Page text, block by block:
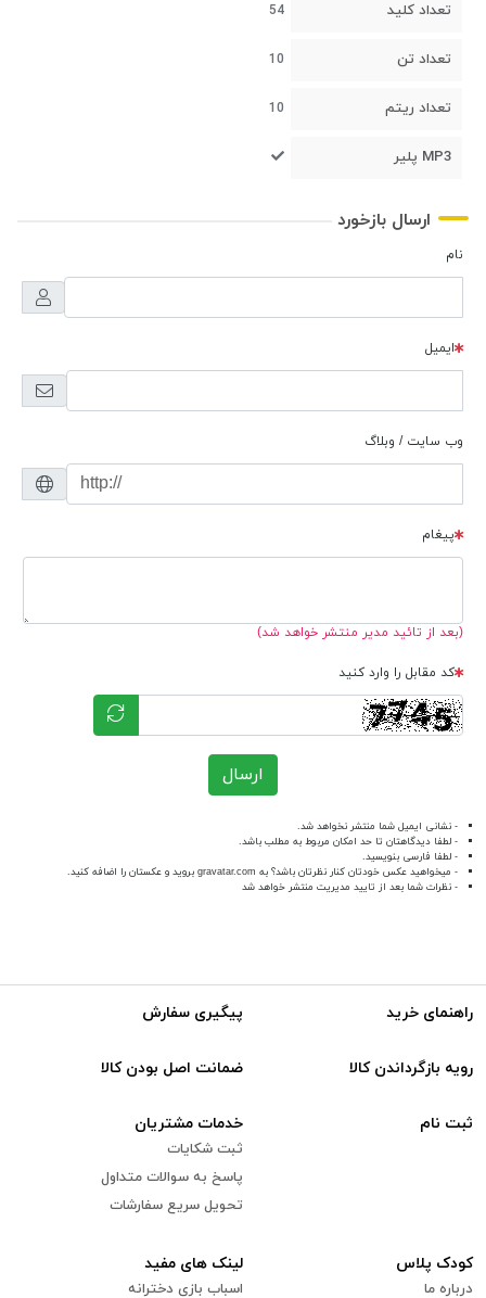
تعداد کلید 54
تعداد تن 10
تعداد ریتم 10
MP3 پلیر
ارسال بازخورد
نام
ایمیل
وب سایت / وبلاگ
پیغام
(بعد از تائید مدیر منتشر خواهد شد)
کد مقابل را وارد کنید
ارسال
- نشانی ایمیل شما منتشر نخواهد شد.
- لطفا دیدگاهتان تا حد امکان مربوط به مطلب باشد.
- لطفا فارسی بنویسید.
- میخواهید عکس خودتان کنار نظرتان باشد؟ به gravatar.com بروید و عکستان را اضافه کنید.
- نظرات شما بعد از تایید مدیریت منتشر خواهد شد
راهنمای خرید پیگیری سفارش
رویه بازگرداندن کالا ضمانت اصل بودن کالا
ثبت نام خدمات مشتریان
ثبت شکایات
پاسخ به سوالات متداول
تحویل سریع سفارشات
کودک پلاس
درباره ما
لینک های مفید
اسباب بازی دخترانه